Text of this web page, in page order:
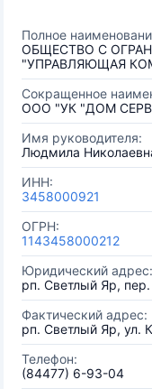
Полное
ОБЩЕСТВО С
"УПРАВЛЯЮЩАЯ
Сокращенное
ООО "УК "ДОМ
Имя руководителя:
Людмила
ИНН:
3458000921
ОГРН:
1143458000212
Юридический адрес:
рп. Светлый Яр,
Фактический адрес:
рп. Светлый Яр, ул.
Телефон:
(84477) 6-93-04